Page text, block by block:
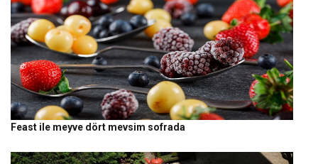
Feast ile meyve dört mevsim sofrada